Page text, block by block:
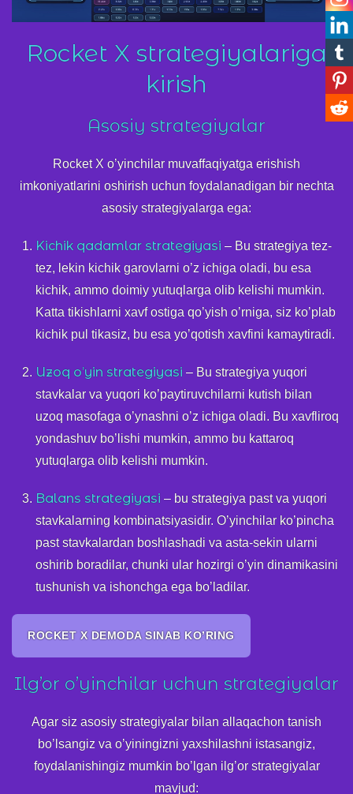
Rocket X strategiyalariga
kirish
Asosiy strategiyalar
Rocket X o’yinchilar muvaffaqiyatga erishish
imkoniyatlarini oshirish uchun foydalanadigan bir nechta
asosiy strategiyalarga ega:
Kichik qadamlar strategiyasi – Bu strategiya tez-
tez, lekin kichik garovlarni o’z ichiga oladi, bu esa
kichik, ammo doimiy yutuqlarga olib kelishi mumkin.
Katta tikishlarni xavf ostiga qo’yish o’rniga, siz ko’plab
kichik pul tikasiz, bu esa yo’qotish xavfini kamaytiradi.
Uzoq o’yin strategiyasi – Bu strategiya yuqori
stavkalar va yuqori ko’paytiruvchilarni kutish bilan
uzoq masofaga o’ynashni o’z ichiga oladi. Bu xavfliroq
yondashuv bo’lishi mumkin, ammo bu kattaroq
yutuqlarga olib kelishi mumkin.
Balans strategiyasi – bu strategiya past va yuqori
stavkalarning kombinatsiyasidir. O’yinchilar ko’pincha
past stavkalardan boshlashadi va asta-sekin ularni
oshirib boradilar, chunki ular hozirgi o’yin dinamikasini
tushunish va ishonchga ega bo’ladilar.
ROCKET X DEMODA SINAB KO’RING
Ilg’or o’yinchilar uchun strategiyalar
Agar siz asosiy strategiyalar bilan allaqachon tanish
bo’lsangiz va o’yiningizni yaxshilashni istasangiz,
foydalanishingiz mumkin bo’lgan ilg’or strategiyalar
mavjud: